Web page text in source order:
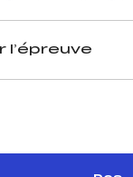
l’épreuve